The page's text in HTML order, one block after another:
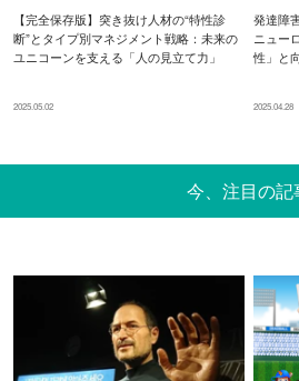
【完全保存版】突き抜け人材の“特性診
断”とタイプ別マネジメント戦略：未来の
ユニコーンを支える「人の見立て力」
2025.05.02
発達障
ニュー
性」と
2025.04.28
今、注目の記